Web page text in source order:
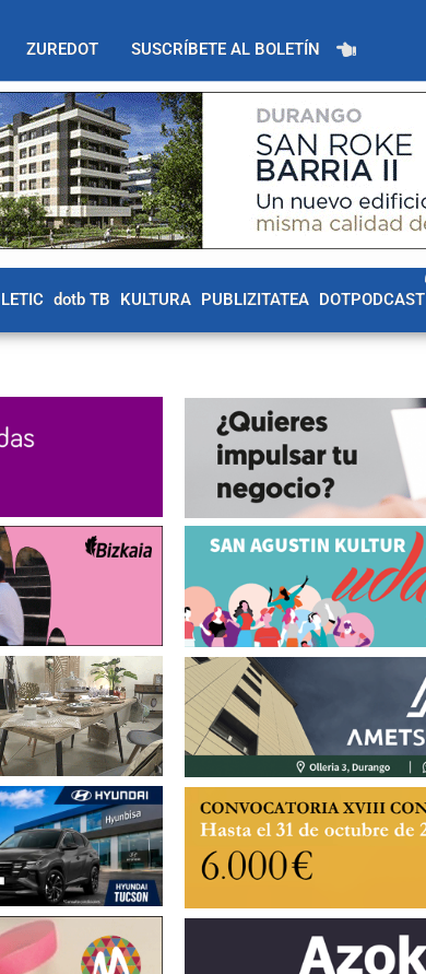
ZUREDOT SUSCRÍBETE AL BOLETÍN
dotb TB KULTURA PUBLIZITATEA DOTPODCAST